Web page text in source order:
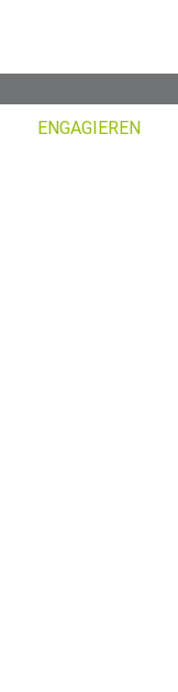
ENGAGIEREN